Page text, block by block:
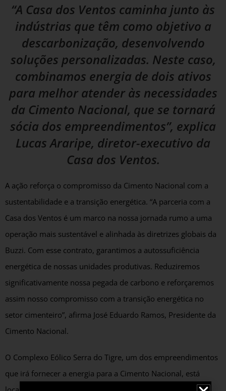
“A Casa dos Ventos caminha junto às
indústrias que têm como objetivo a
descarbonização, desenvolvendo
soluções personalizadas. Neste caso,
combinamos energia de dois ativos
para melhor atender às necessidades
da Cimento Nacional, que se tornará
sócia dos empreendimentos”, explica
Lucas Araripe, diretor-executivo da
Casa dos Ventos.
A ação reforça o compromisso da Cimento Nacional com a
sustentabilidade e a transição energética. “A parceria com a
Casa dos Ventos é um marco na nossa jornada rumo a uma
operação mais sustentável e alinhada às diretrizes globais da
Buzzi. Com esse contrato, garantimos a autossuficiência
energética de nossas unidades produtivas. Reduziremos
significativamente nossa pegada de carbono e reforçaremos
assim nosso compromisso com a transição energética no
setor cimenteiro”, afirma José Eduardo Ramos, Presidente da
Cimento Nacional.
O Complexo Eólico Serra do Tigre, um dos empreendimentos
que irá fornecer a energia para a Cimento Nacional, está